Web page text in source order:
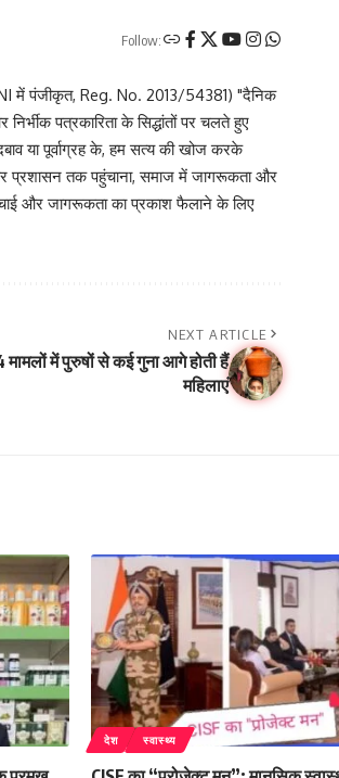
Follow:
में पंजीकृत, Reg. No. 2013/54381) "दैनिक
पत्रकारिता के सिद्धांतों पर चलते हुए
या पूर्वाग्रह के, हम सत्य की खोज करके
प्रशासन तक पहुंचाना, समाज में जागरूकता और
और जागरूकता का प्रकाश फैलाने के लिए
NEXT ARTICLE
मामलों में पुरुषों से कई गुना आगे होती हैं
महिलाएं
देश स्वास्थ्य